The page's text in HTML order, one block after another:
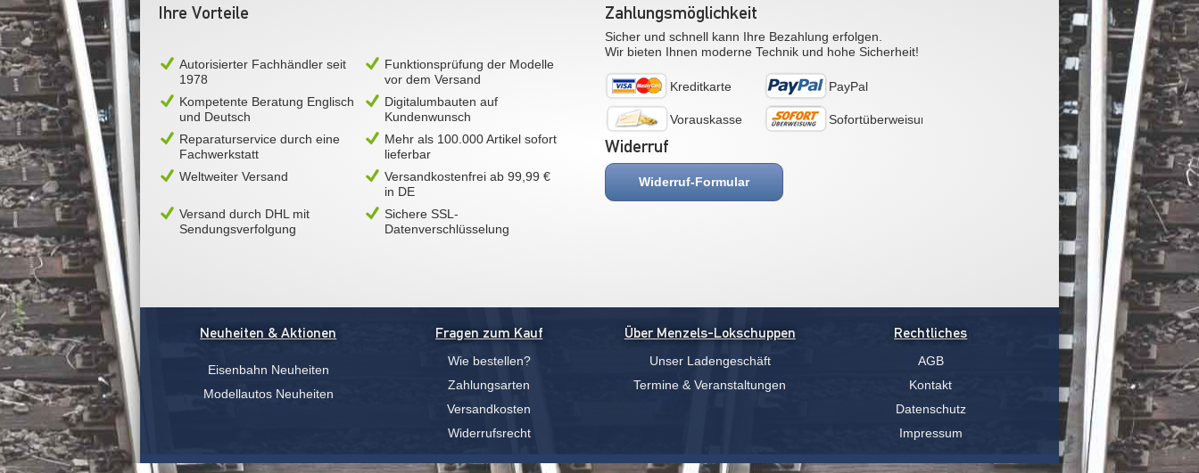
Ihre Vorteile
Autorisierter Fachhändler seit
1978
Funktionsprüfung der Modelle
vor dem Versand
Kompetente Beratung Englisch
und Deutsch
Digitalumbauten auf
Kundenwunsch
Reparaturservice durch eine
Fachwerkstatt
Mehr als 100.000 Artikel sofort
lieferbar
Weltweiter Versand
Versandkostenfrei ab 99,99 €
in DE
Versand durch DHL mit
Sendungsverfolgung
Sichere SSL-
Datenverschlüsselung
Zahlungsmöglichkeit
Sicher und schnell kann Ihre Bezahlung erfolgen.
Wir bieten Ihnen moderne Technik und hohe Sicherheit!
Kreditkarte PayPal
Vorauskasse Sofortüberweisung
Widerruf
Widerruf-Formular
Neuheiten & Aktionen
Eisenbahn Neuheiten
Modellautos Neuheiten
Fragen zum Kauf
Wie bestellen?
Zahlungsarten
Versandkosten
Widerrufsrecht
Über Menzels-Lokschuppen
Unser Ladengeschäft
Termine & Veranstaltungen
Rechtliches
AGB
Kontakt
Datenschutz
Impressum